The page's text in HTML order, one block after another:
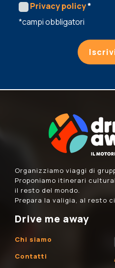
Privacy policy*
*campi obbligatori
Organizziamo viaggi di
Proponiamo itinerari
il resto del mondo.
Prepara la valigia, al resto
Drive me away
Chi siamo
Contatti